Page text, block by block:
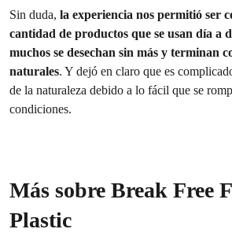
Sin duda, la experiencia nos permitió ser
cantidad de productos que se usan día a
muchos se desechan sin más y terminan
naturales. Y dejó en claro que es
de la naturaleza debido a lo fácil que se
condiciones.
Más sobre Break Free
Plastic